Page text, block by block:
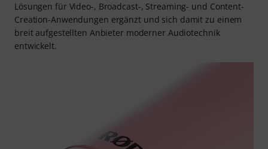
Lösungen für Video-, Broadcast-, Streaming- und Content-
Creation-Anwendungen ergänzt und sich damit zu einem
breit aufgestellten Anbieter moderner Audiotechnik
entwickelt.